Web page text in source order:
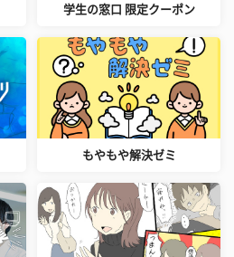
学生の窓口 限定クーポン
もやもや解決ゼミ